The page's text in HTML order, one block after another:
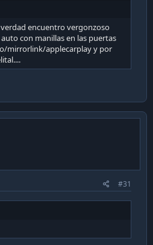
encuentro vergonzoso
con manillas en las puertas
mirrorlink/applecarplay y por
#31